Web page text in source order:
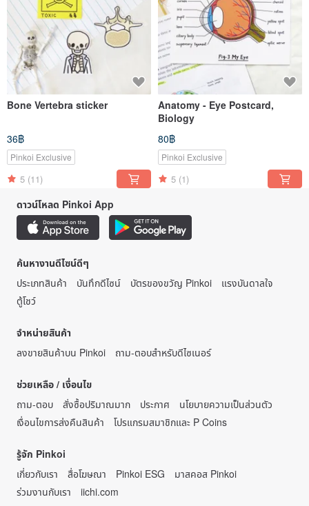
Bone Vertebra sticker
36฿
Pinkoi Exclusive
5 (11)
Anatomy - Eye Postcard,
Biology
80฿
Pinkoi Exclusive
5 (1)
ดาวน์โหลด Pinkoi App
ค้นหางานดีไซน์ดีๆ
ประเภทสินค้า
บันทึกดีไซน์ บัตรของขวัญ Pinkoi
แรงบันดาลใจ
ตู้โชว์
จำหน่ายสินค้า
ลงขายสินค้าบน Pinkoi
ถาม-ตอบสำหรับดีไซเนอร์
ช่วยเหลือ / เงื่อนไข
ถาม-ตอบ
สั่งซื้อปริมาณมาก ประกาศ
นโยบายความเป็นส่วนตัว
เงื่อนไขการส่งคืนสินค้า
โปรแกรมสมาชิกและ P Coins
รู้จัก Pinkoi
เกี่ยวกับเรา
สื่อโฆษณา Pinkoi ESG
มาสคอส Pinkoi
ร่วมงานกับเรา
iichi.com